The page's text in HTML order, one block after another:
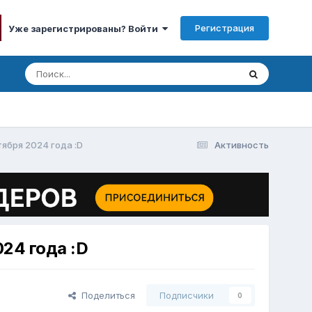
Уже зарегистрированы? Войти Регистрация
Активность
2024 года :D
года :D
Поделиться Подписчики 0